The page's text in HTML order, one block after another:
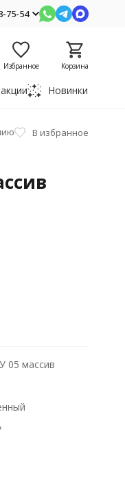
75-54
Избранное Корзина
Новинки
В избранное
05 массив